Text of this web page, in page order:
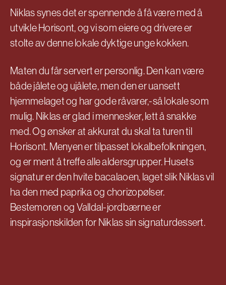
Niklas synes det er spennende å få være med å
utvikle Horisont, og vi som eiere og drivere er
stolte av denne lokale dyktige unge kokken.
Maten du får servert er personlig. Den kan være
både jålete og ujålete, men den er uansett
hjemmelaget og har gode råvarer,-så lokale som
mulig. Niklas er glad i mennesker, lett å snakke
med. Og ønsker at akkurat du skal ta turen til
Horisont. Menyen er tilpasset lokalbefolkningen,
og er ment å treffe alle aldersgrupper. Husets
signatur er den hvite bacalaoen, laget slik Niklas vil
ha den med paprika og chorizopølser.
Bestemoren og Valldal-jordbærne er
inspirasjonskilden for Niklas sin signaturdessert.